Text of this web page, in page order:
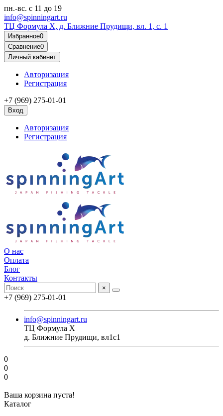
пн.-вс. с 11 до 19
info@spinningart.ru
ТЦ Формула X, д. Ближние Прудищи, вл. 1, с. 1
Избранное0
Сравнение0
Личный кабинет
Авторизация
Регистрация
+7 (969) 275-01-01
Вход
Авторизация
Регистрация
О нас
Оплата
Блог
Контакты
×
+7 (969) 275-01-01
info@spinningart.ru
ТЦ Формула X
д. Ближние Прудищи, вл1с1
0
0
0
Ваша корзина пуста!
Каталог